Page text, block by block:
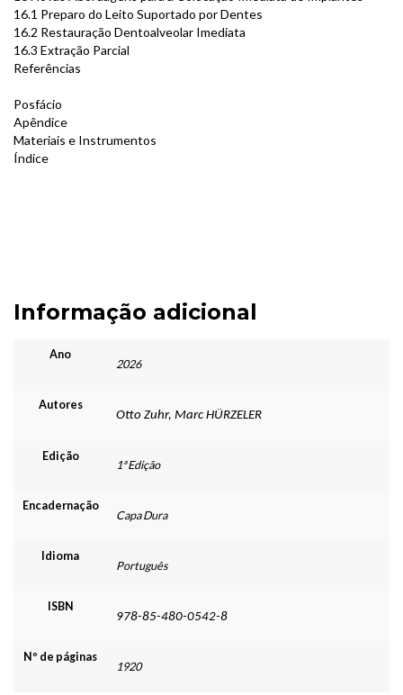
16.1 Preparo do Leito Suportado por Dentes
16.2 Restauração Dentoalveolar Imediata
16.3 Extração Parcial
Referências
Posfácio
Apêndice
Materiais e Instrumentos
Índice
Informação adicional
Ano
2026
Autores
Otto Zuhr, Marc HÜRZELER
Edição
1ª Edição
Encadernação
Capa Dura
Idioma
Português
ISBN
978-85-480-0542-8
Nº de páginas
1920